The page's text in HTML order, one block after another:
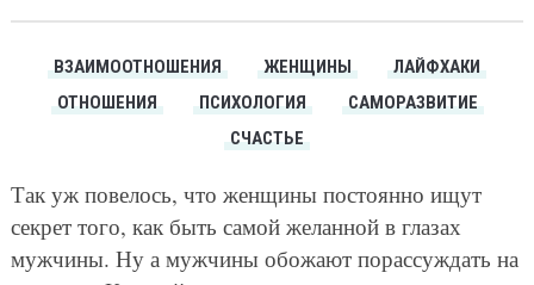
ВЗАИМООТНОШЕНИЯ ЖЕНЩИНЫ
ЛАЙФХАКИ
ОТНОШЕНИЯ
ПСИХОЛОГИЯ
САМОРАЗВИТИЕ
СЧАСТЬЕ
Так уж повелось, что женщины постоянно ищут
секрет того, как быть самой желанной в глазах
мужчины. Ну а мужчины обожают порассуждать на